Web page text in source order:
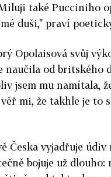
také Pucciniho
duši," praví
Opolaisová svůj
naučila od britského
jsem mu namítala,
mi, že takhle je to
Česka vyjadřuje údiv
bojuje už dlouho: